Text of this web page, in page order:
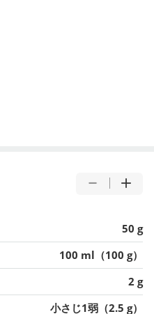
50 g
100 ml（100 g）
2 g
小さじ1弱（2.5 g）